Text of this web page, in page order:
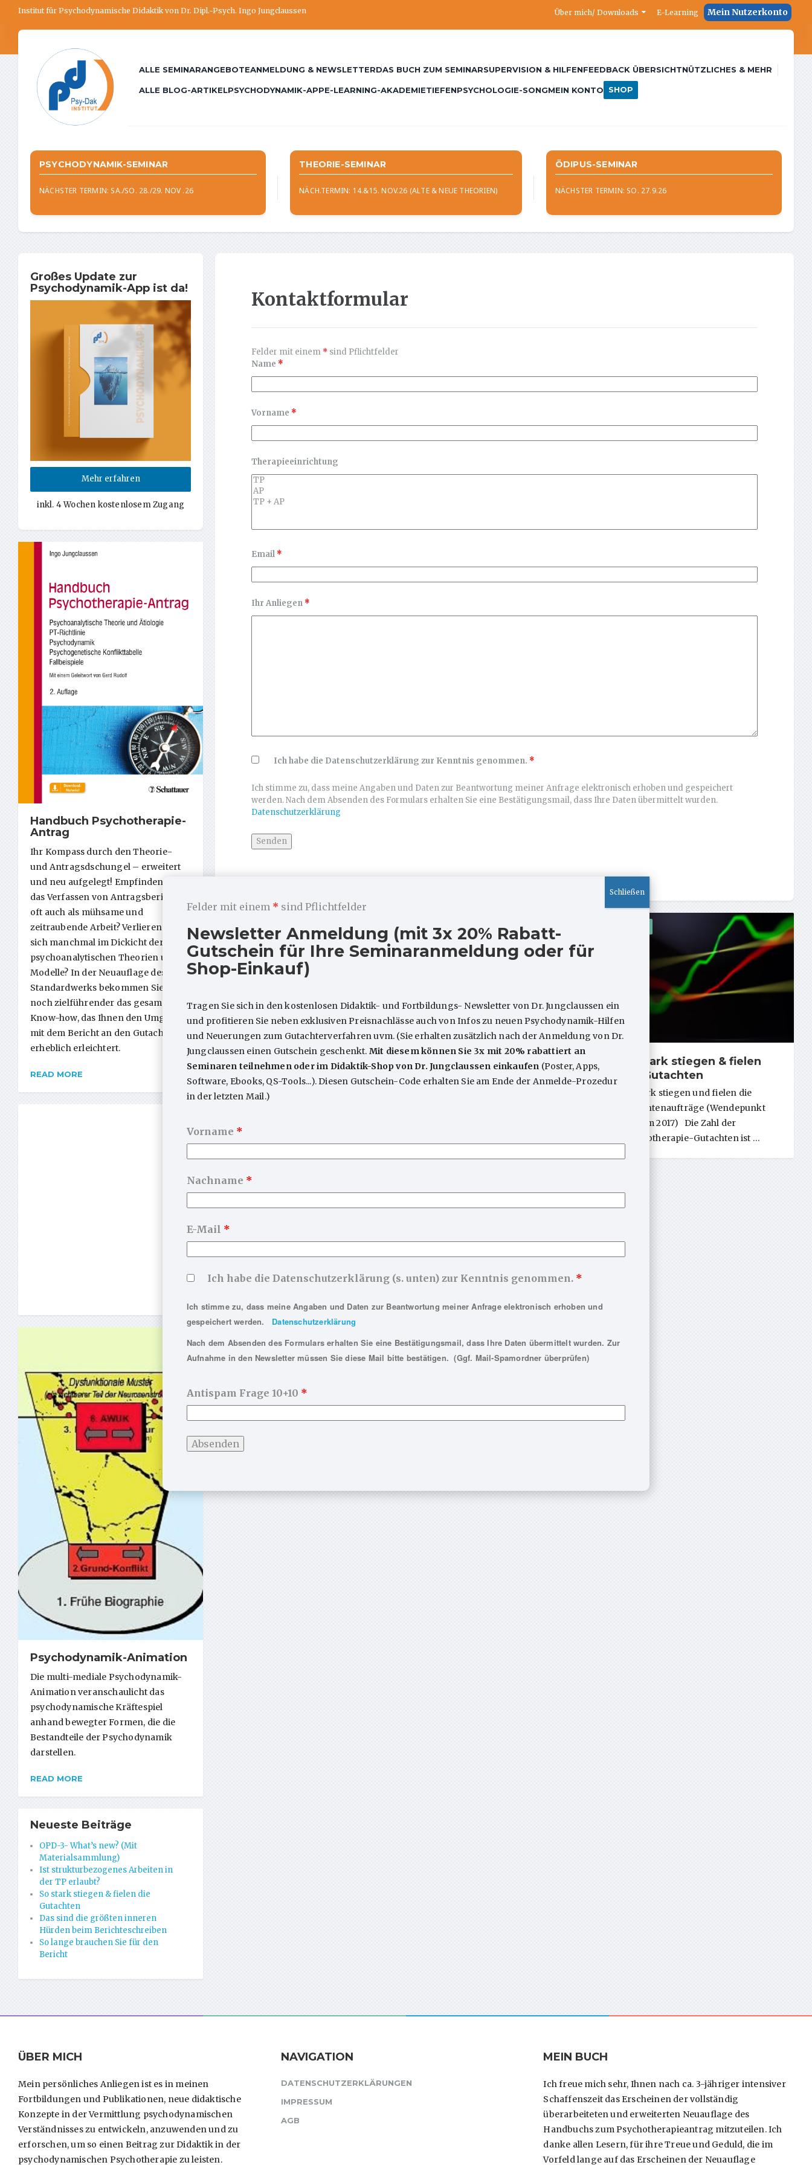
Institut für Psychodynamische Didaktik von Dr. Dipl.-Psych. Ingo Jungclaussen Über mich/ Downloads E-Learning Mein Nutzerkonto
ALLE SEMINARANGEBOTEANMELDUNG & NEWSLETTERDAS BUCH ZUM SEMINARSUPERVISION & HILFENFEEDBACK ÜBERSICHTNÜTZLICHES & MEHR
ALLE BLOG-ARTIKELPSYCHODYNAMIK-APPE-LEARNING-AKADEMIETIEFENPSYCHOLOGIE-SONGMEIN KONTO SHOP
PSYCHODYNAMIK-SEMINAR
NÄCHSTER TERMIN: SA./SO. 28./29. NOV .26
THEORIE-SEMINAR
NÄCH.TERMIN: 14.&15. NOV.26 (ALTE & NEUE THEORIEN)
ÖDIPUS-SEMINAR
NÄCHSTER TERMIN: SO. 27.9.26
Kontaktformular
Felder mit einem * sind Pflichtfelder
Name *
Vorname *
Therapieeinrichtung
Email *
Ihr Anliegen *
Ich habe die Datenschutzerklärung zur Kenntnis genommen. *
Ich stimme zu, dass meine Angaben und Daten zur Beantwortung meiner Anfrage elektronisch erhoben und gespeichert
werden. Nach dem Absenden des Formulars erhalten Sie eine Bestätigungsmail, dass Ihre Daten übermittelt wurden.
Datenschutzerklärung
ARTIKEL
OPD-3- What’s new? (Mit
Materialsammlung)
OPD-3 What’s new?: Ein Hauch mehr
Jungclaussen) Die Operationalisierte
ARTIKEL
Ist strukturbezogenes
Arbeiten in der TP erlaubt?
So stark stiegen & fielen
die Gutachten
So stark stiegen und fielen die
Gutachtenaufträge (Wendepunkt
Reform 2017) Die Zahl der
Psychotherapie-Gutachten ist …
Großes Update zur
Psychodynamik-App ist da!
Mehr erfahren
inkl. 4 Wochen kostenlosem Zugang
Handbuch Psychotherapie-
Antrag
Ihr Kompass durch den Theorie-
und Antragsdschungel – erweitert
und neu aufgelegt! Empfinden Sie
das Verfassen von Antragsberichten
oft auch als mühsame und
zeitraubende Arbeit? Verlieren Sie
sich manchmal im Dickicht der
psychoanalytischen Theorien und
Modelle? In der Neuauflage des
Standardwerks bekommen Sie jetzt
noch zielführender das gesamte
Know-how, das Ihnen den Umgang
mit dem Bericht an den Gutachter
erheblich erleichtert.
READ MORE
Psychodynamik-Animation
Die multi-mediale Psychodynamik-
Animation veranschaulicht das
psychodynamische Kräftespiel
anhand bewegter Formen, die die
Bestandteile der Psychodynamik
darstellen.
READ MORE
Neueste Beiträge
OPD-3- What’s new? (Mit
Materialsammlung)
Ist strukturbezogenes Arbeiten in
der TP erlaubt?
So stark stiegen & fielen die
Gutachten
Das sind die größten inneren
Hürden beim Berichteschreiben
So lange brauchen Sie für den
Bericht
ÜBER MICH
Mein persönliches Anliegen ist es in meinen
Fortbildungen und Publikationen, neue didaktische
Konzepte in der Vermittlung psychodynamischen
Verständnisses zu entwickeln, anzuwenden und zu
erforschen, um so einen Beitrag zur Didaktik in der
psychodynamischen Psychotherapie zu leisten.
NAVIGATION
DATENSCHUTZERKLÄRUNGEN
IMPRESSUM
AGB
MEIN BUCH
Ich freue mich sehr, Ihnen nach ca. 3-jähriger intensiver
Schaffenszeit das Erscheinen der vollständig
überarbeiteten und erweiterten Neuauflage des
Handbuchs zum Psychotherapieantrag mitzuteilen. Ich
danke allen Lesern, für ihre Treue und Geduld, die im
Vorfeld lange auf das Erscheinen der Neuauflage
Felder mit einem * sind Pflichtfelder
Newsletter Anmeldung (mit 3x 20% Rabatt-
Gutschein für Ihre Seminaranmeldung oder für
Shop-Einkauf)
Tragen Sie sich in den kostenlosen Didaktik- und Fortbildungs- Newsletter von Dr. Jungclaussen ein
und profitieren Sie neben exklusiven Preisnachlässe auch von Infos zu neuen Psychodynamik-Hilfen
und Neuerungen zum Gutachterverfahren uvm. (Sie erhalten zusätzlich nach der Anmeldung von Dr.
Jungclaussen einen Gutschein geschenkt. Mit diesem können Sie 3x mit 20% rabattiert an
Seminaren teilnehmen oder im Didaktik-Shop von Dr. Jungclaussen einkaufen (Poster, Apps,
Software, Ebooks, QS-Tools...). Diesen Gutschein-Code erhalten Sie am Ende der Anmelde-Prozedur
in der letzten Mail.)
Vorname *
Nachname *
E-Mail *
Ich habe die Datenschutzerklärung (s. unten) zur Kenntnis genommen. *
Ich stimme zu, dass meine Angaben und Daten zur Beantwortung meiner Anfrage elektronisch erhoben und
gespeichert werden.
Datenschutzerklärung
Nach dem Absenden des Formulars erhalten Sie eine Bestätigungsmail, dass Ihre Daten übermittelt wurden. Zur
Aufnahme in den Newsletter müssen Sie diese Mail bitte bestätigen. (Ggf. Mail-Spamordner überprüfen)
Antispam Frage 10+10 *